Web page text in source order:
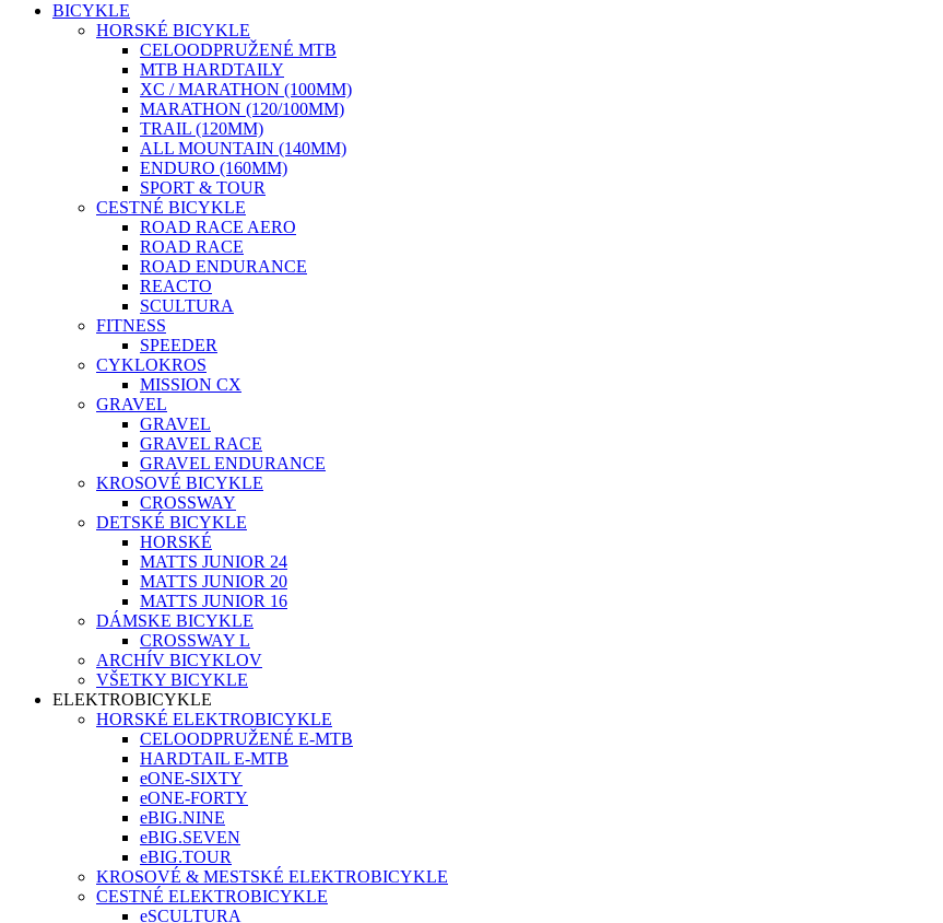
BICYKLE
HORSKÉ BICYKLE
CELOODPRUŽENÉ MTB
MTB HARDTAILY
XC / MARATHON (100MM)
MARATHON (120/100MM)
TRAIL (120MM)
ALL MOUNTAIN (140MM)
ENDURO (160MM)
SPORT & TOUR
CESTNÉ BICYKLE
ROAD RACE AERO
ROAD RACE
ROAD ENDURANCE
REACTO
SCULTURA
FITNESS
SPEEDER
CYKLOKROS
MISSION CX
GRAVEL
GRAVEL
GRAVEL RACE
GRAVEL ENDURANCE
KROSOVÉ BICYKLE
CROSSWAY
DETSKÉ BICYKLE
HORSKÉ
MATTS JUNIOR 24
MATTS JUNIOR 20
MATTS JUNIOR 16
DÁMSKE BICYKLE
CROSSWAY L
ARCHÍV BICYKLOV
VŠETKY BICYKLE
ELEKTROBICYKLE
HORSKÉ ELEKTROBICYKLE
CELOODPRUŽENÉ E-MTB
HARDTAIL E-MTB
eONE-SIXTY
eONE-FORTY
eBIG.NINE
eBIG.SEVEN
eBIG.TOUR
KROSOVÉ & MESTSKÉ ELEKTROBICYKLE
CESTNÉ ELEKTROBICYKLE
eSCULTURA